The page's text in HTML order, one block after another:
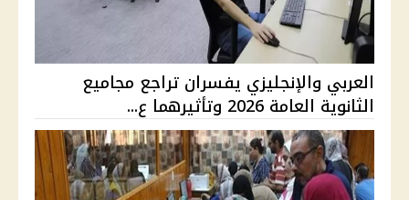
العربي والإنجليزي يفسران تراجع مجاميع
الثانوية العامة 2026 وتأثيرهما ع...